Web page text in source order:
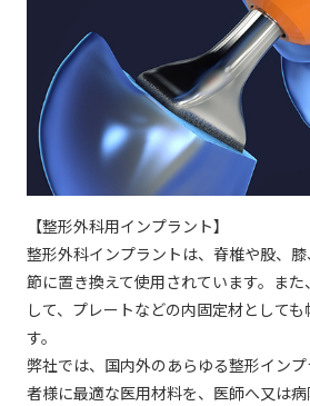
【整形外科用インプラント】
整形外科インプラントは、脊椎や股、
節に置き換えて使用されています。ま
して、プレートなどの内固定材として
す。
弊社では、国内外のあらゆる整形イン
者様に最適な医用材料を、医師へ又は